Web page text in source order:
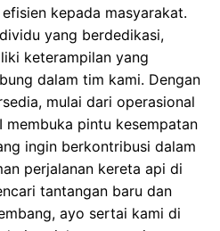
kepada masyarakat.
yang berdedikasi,
keterampilan yang
dalam tim kami. Dengan
mulai dari operasional
membuka pintu kesempatan
ingin berkontribusi dalam
perjalanan kereta api di
tantangan baru dan
ayo sertai kami di